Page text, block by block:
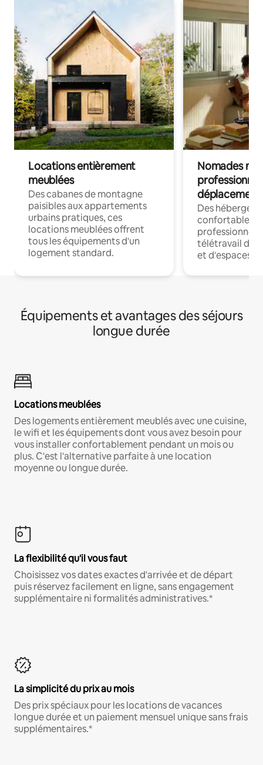
Locations entièrement
meublées
Des cabanes de montagne
paisibles aux appartements
urbains pratiques, ces
locations meublées offrent
tous les équipements d'un
logement standard.
Nomades
déplacement
Des
confortables
professionnels
télétravail
et d'espaces
Équipements et avantages des séjours
longue durée
Locations meublées
Des logements entièrement meublés avec une cuisine,
le wifi et les équipements dont vous avez besoin pour
vous installer confortablement pendant un mois ou
plus. C'est l'alternative parfaite à une location
moyenne ou longue durée.
La flexibilité qu'il vous faut
Choisissez vos dates exactes d'arrivée et de départ
puis réservez facilement en ligne, sans engagement
supplémentaire ni formalités administratives.*
La simplicité du prix au mois
Des prix spéciaux pour les locations de vacances
longue durée et un paiement mensuel unique sans frais
supplémentaires.*